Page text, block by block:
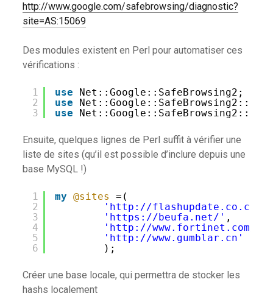
http://www.google.com/safebrowsing/diagnostic?
site=AS:15069
Des modules existent en Perl pour automatiser ces
vérifications :
1
2
3
use
Net::Google::SafeBrowsing2;
use
use
Ensuite, quelques lignes de Perl suffit à vérifier une
liste de sites (qu’il est possible d’inclure depuis une
base MySQL !)
1
2
3
4
5
6
my @sites
=(
'http://flashupdate.co.cc/'
'https://beufa.net/' ,
'http://www.fortinet.com/'
'http://www.gumblar.cn'
);
Créer une base locale, qui permettra de stocker les
hashs localement